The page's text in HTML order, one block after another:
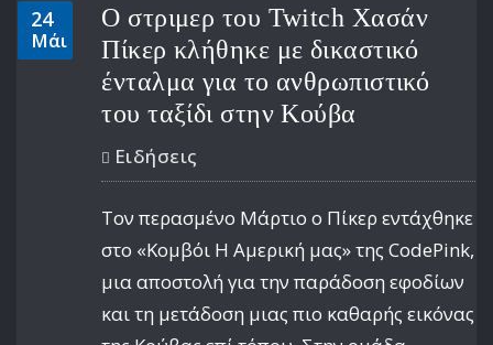
24
Μάι
Ο στριμερ του Twitch Χασάν
Πίκερ κλήθηκε με δικαστικό
ένταλμα για το ανθρωπιστικό
του ταξίδι στην Κούβα
Ειδήσεις
Τον περασμένο Μάρτιο ο Πίκερ εντάχθηκε
στο «Κομβόι Η Αμερική μας» της CodePink,
μια αποστολή για την παράδοση εφοδίων
και τη μετάδοση μιας πιο καθαρής εικόνας